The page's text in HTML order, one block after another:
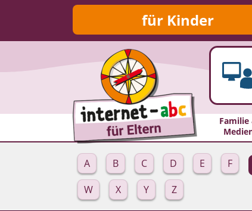
für Kinder
Familie
A B C D E F
W
X Y Z